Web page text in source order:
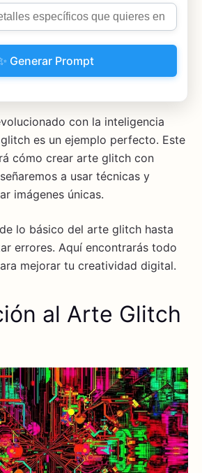
Generar Prompt
con la inteligencia
es un ejemplo perfecto. Este
cómo crear arte glitch con
a usar técnicas y
imágenes únicas.
lo básico del arte glitch hasta
errores. Aquí encontrarás todo
mejorar tu creatividad digital.
al Arte Glitch